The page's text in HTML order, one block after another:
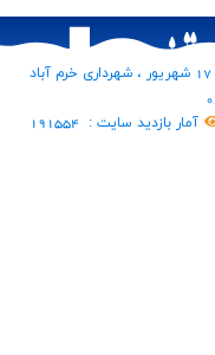
آمار بازدید سایت :
191554